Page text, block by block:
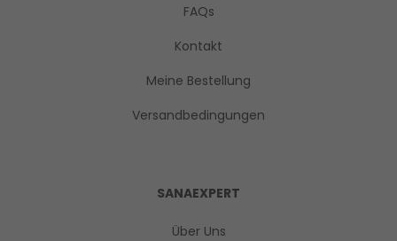
FAQs
Kontakt
Meine Bestellung
Versandbedingungen
SANAEXPERT
Über Uns